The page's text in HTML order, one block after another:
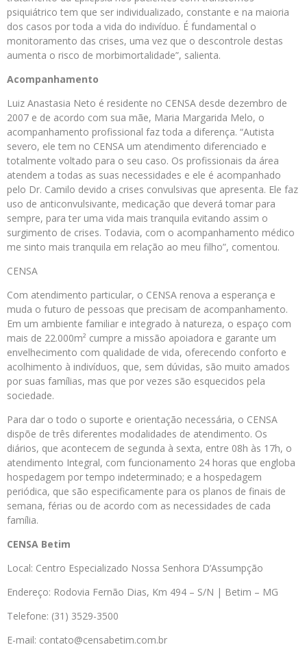
psiquiátrico tem que ser individualizado, constante e na maioria
dos casos por toda a vida do indivíduo. É fundamental o
monitoramento das crises, uma vez que o descontrole destas
aumenta o risco de morbimortalidade”, salienta.
Acompanhamento
Luiz Anastasia Neto é residente no CENSA desde dezembro de
2007 e de acordo com sua mãe, Maria Margarida Melo, o
acompanhamento profissional faz toda a diferença. “Autista
severo, ele tem no CENSA um atendimento diferenciado e
totalmente voltado para o seu caso. Os profissionais da área
atendem a todas as suas necessidades e ele é acompanhado
pelo Dr. Camilo devido a crises convulsivas que apresenta. Ele faz
uso de anticonvulsivante, medicação que deverá tomar para
sempre, para ter uma vida mais tranquila evitando assim o
surgimento de crises. Todavia, com o acompanhamento médico
me sinto mais tranquila em relação ao meu filho”, comentou.
CENSA
Com atendimento particular, o CENSA renova a esperança e
muda o futuro de pessoas que precisam de acompanhamento.
Em um ambiente familiar e integrado à natureza, o espaço com
mais de 22.000m² cumpre a missão apoiadora e garante um
envelhecimento com qualidade de vida, oferecendo conforto e
acolhimento à indivíduos, que, sem dúvidas, são muito amados
por suas famílias, mas que por vezes são esquecidos pela
sociedade.
Para dar o todo o suporte e orientação necessária, o CENSA
dispõe de três diferentes modalidades de atendimento. Os
diários, que acontecem de segunda à sexta, entre 08h às 17h, o
atendimento Integral, com funcionamento 24 horas que engloba
hospedagem por tempo indeterminado; e a hospedagem
periódica, que são especificamente para os planos de finais de
semana, férias ou de acordo com as necessidades de cada
família.
CENSA Betim
Local: Centro Especializado Nossa Senhora D’Assumpção
Endereço: Rodovia Fernão Dias, Km 494 – S/N | Betim – MG
Telefone: (31) 3529-3500
E-mail: contato@censabetim.com.br